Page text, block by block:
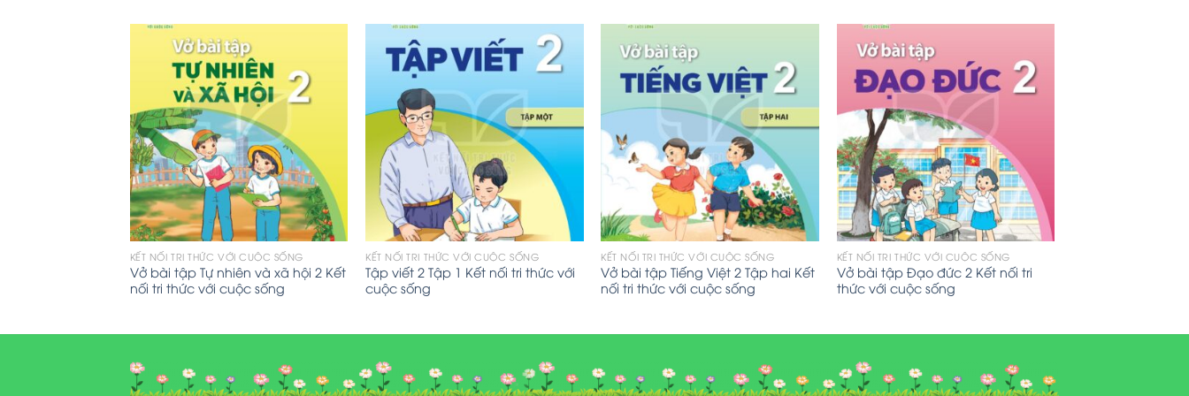
KẾT NỐI TRI THỨC VỚI CUỘC SỐNG
Vở bài tập Tự nhiên và xã hội 2 Kết
nối tri thức với cuộc sống
KẾT NỐI TRI THỨC VỚI CUỘC SỐNG
Tập viết 2 Tập 1 Kết nối tri thức với
cuộc sống
KẾT NỐI TRI THỨC VỚI CUỘC SỐNG
Vở bài tập Tiếng Việt 2 Tập hai Kết
nối tri thức với cuộc sống
KẾT NỐI TRI THỨC VỚI CUỘC SỐNG
Vở bài tập Đạo đức 2 Kết nối tri
thức với cuộc sống